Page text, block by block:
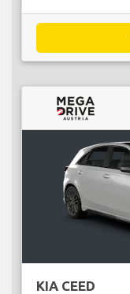
KIA CEED